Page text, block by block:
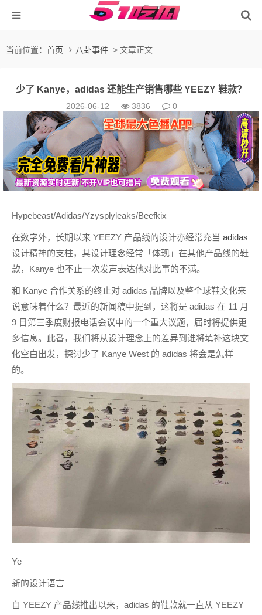
当前位置： 首页 八卦事件 > 文章正文
少了 Kanye，adidas 还能生产销售哪些 YEEZY 鞋款？
2026-06-12 3836 0
Hypebeast/Adidas/Yzysplyleaks/Beefkix
在数字外，长期以来 YEEZY 产品线的设计亦经常充当 adidas
设计精神的支柱，其设计理念经常「体现」在其他产品线的鞋
款，Kanye 也不止一次发声表达他对此事的不满。
和 Kanye 合作关系的终止对 adidas 品牌以及整个球鞋文化来
说意味着什么？最近的新闻稿中提到，这将是 adidas 在 11 月
9 日第三季度财报电话会议中的一个重大议题，届时将提供更
多信息。此番，我们将从设计理念上的差异到谁将填补这块文
化空白出发，探讨少了 Kanye West 的 adidas 将会是怎样
的。
Ye
新的设计语言
自 YEEZY 产品线推出以来，adidas 的鞋款就一直从 YEEZY